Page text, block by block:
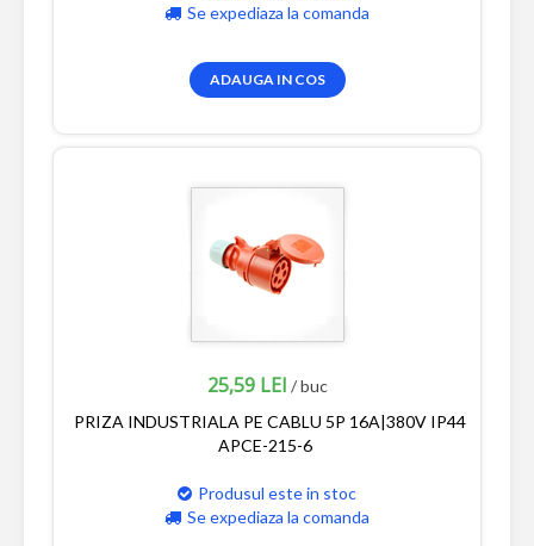
Se expediaza la comanda
ADAUGA IN COS
25,59 LEI / buc
PRIZA INDUSTRIALA PE CABLU 5P 16A|380V IP44
APCE-215-6
Produsul este in stoc
Se expediaza la comanda